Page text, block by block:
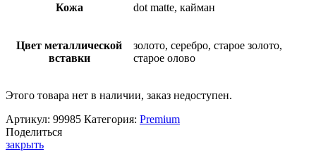
Кожа dot matte, кайман
Цвет металлической
вставки
золото, серебро, старое золото,
старое олово
Этого товара нет в наличии, заказ недоступен.
Артикул: 99985 Категория: Premium
Поделиться
закрыть